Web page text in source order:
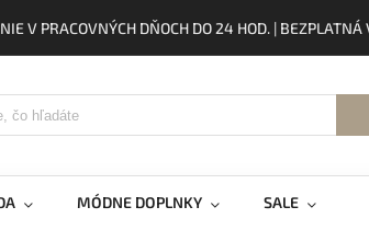
V PRACOVNÝCH DŇOCH DO 24 HOD. |
MÓDNE DOPLNKY SALE